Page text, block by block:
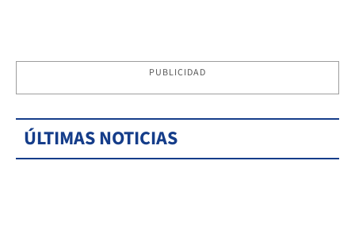
PUBLICIDAD
ÚLTIMAS NOTICIAS